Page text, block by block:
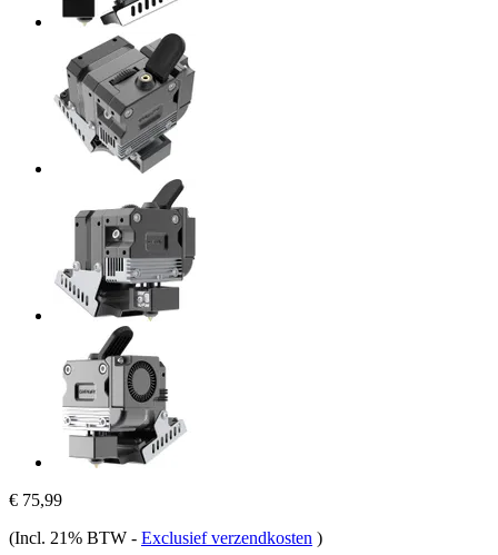
€ 75,99
(Incl. 21% BTW - Exclusief verzendkosten )